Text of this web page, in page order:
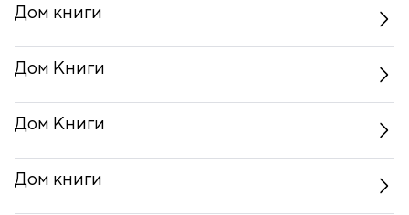
Дом книги
Дом Книги
Дом Книги
Дом книги